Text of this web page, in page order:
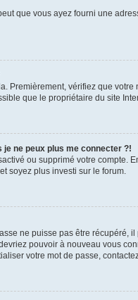
que vous ayez fourni une
Premièrement, vérifiez que
que le propriétaire du site
ne peux plus me connecter ?!
ou supprimé votre
soyez plus investi sur le forum.
ne puisse pas être
pouvoir à nouveau vous
votre mot de passe,